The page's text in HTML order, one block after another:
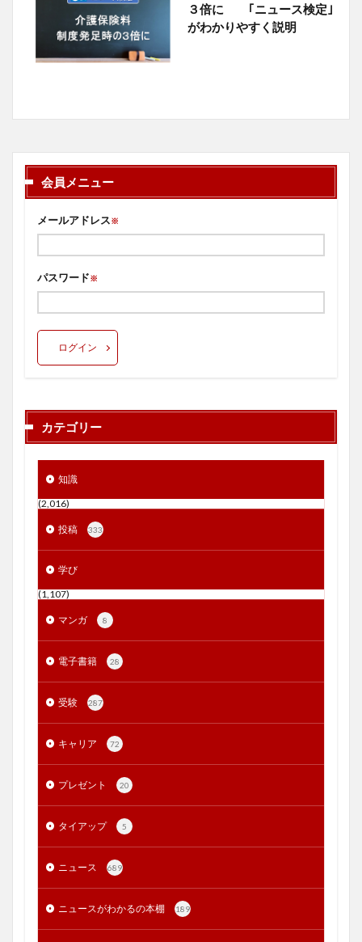
３倍に ｢ニュース検定｣
がわかりやすく説明
会員メニュー
メールアドレス※
パスワード※
ログイン
カテゴリー
知識
(2,016)
投稿 333
学び
(1,107)
マンガ 8
電子書籍 28
受験 287
キャリア 72
プレゼント 20
タイアップ 5
ニュース 689
ニュースがわかるの本棚 189